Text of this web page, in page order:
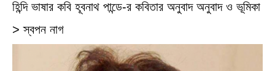
হিন্দি ভাষার কবি হূবনাথ পান্ডে-র কবিতার অনুবাদ অনুবাদ ও ভূমিকা
> স্বপন নাগ